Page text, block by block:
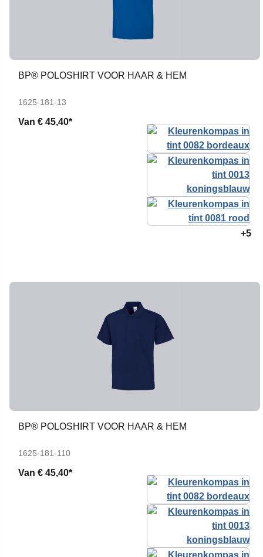
BP® POLOSHIRT VOOR HAAR & HEM
1625-181-13
Van € 45,40*
+5
BP® POLOSHIRT VOOR HAAR & HEM
1625-181-110
Van € 45,40*